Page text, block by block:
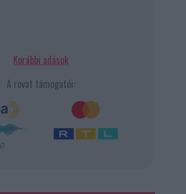
Korábbi adások
A rovat támogatói: